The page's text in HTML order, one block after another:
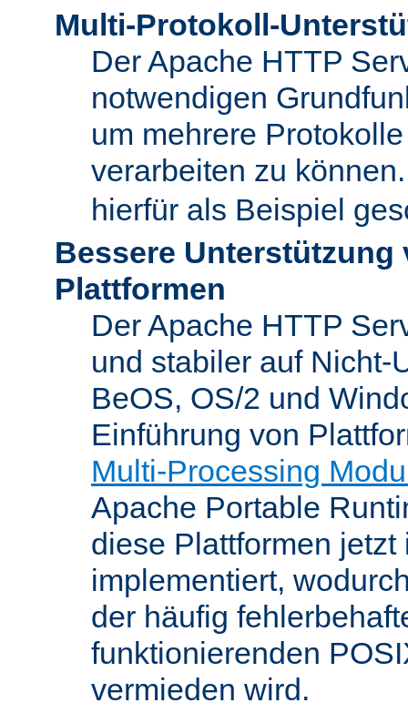
Multi-Protokoll-
Der Apache HTTP
notwendigen
um mehrere
verarbeiten zu
hierfür als Beispiel
Bessere Unterstützung
Plattformen
Der Apache HTTP
und stabiler auf Nicht-
BeOS, OS/2 und
Einführung von
Multi-Processing
Apache Portable
diese Plattformen
implementiert,
der häufig
funktionierenden
vermieden wird.